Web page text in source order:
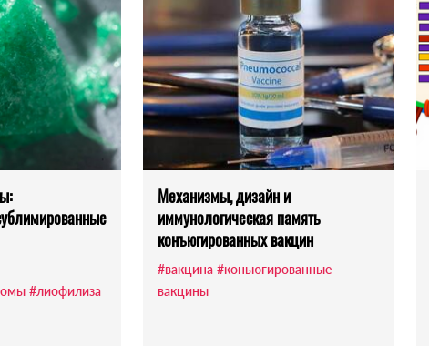
#лиофилиза
Механизмы, дизайн и
иммунологическая память
конъюгированных вакцин
#вакцина #коньюгированные
вакцины